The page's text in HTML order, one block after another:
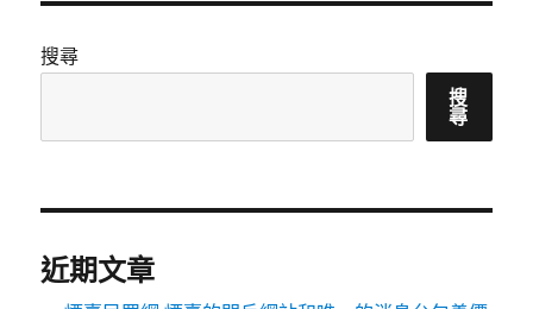
搜尋
搜
尋
近期文章